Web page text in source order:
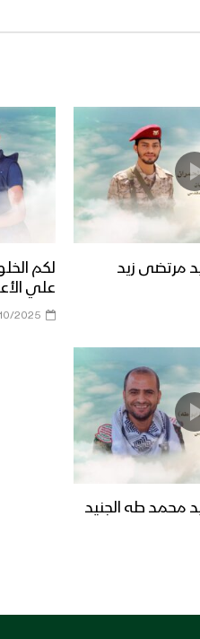
مرتضى زيد
لكم
علي
2025
محمد طه الجنيد